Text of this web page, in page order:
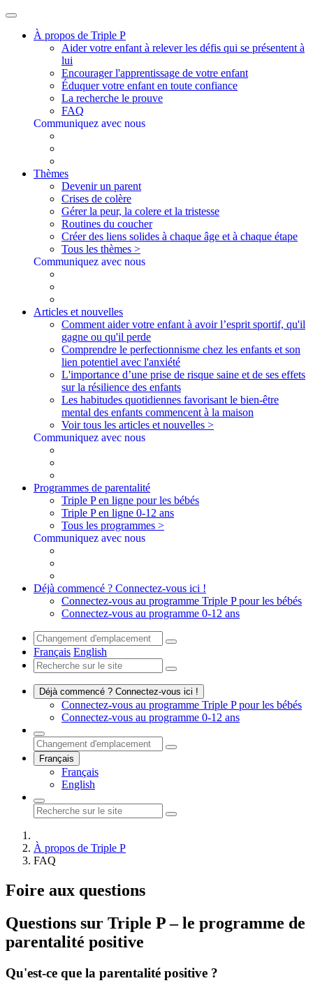
À propos de Triple P
Aider votre enfant à relever les défis qui se présentent à
lui
Encourager l'apprentissage de votre enfant
Éduquer votre enfant en toute confiance
La recherche le prouve
FAQ
Communiquez avec nous
Thèmes
Devenir un parent
Crises de colère
Gérer la peur, la colere et la tristesse
Routines du coucher
Créer des liens solides à chaque âge et à chaque étape
Tous les thèmes >
Communiquez avec nous
Articles et nouvelles
Comment aider votre enfant à avoir l’esprit sportif, qu'il
gagne ou qu'il perde
Comprendre le perfectionnisme chez les enfants et son
lien potentiel avec l'anxiété
L'importance d’une prise de risque saine et de ses effets
sur la résilience des enfants
Les habitudes quotidiennes favorisant le bien-être
mental des enfants commencent à la maison
Voir tous les articles et nouvelles >
Communiquez avec nous
Programmes de parentalité
Triple P en ligne pour les bébés
Triple P en ligne 0-12 ans
Tous les programmes >
Communiquez avec nous
Déjà commencé ? Connectez-vous ici !
Connectez-vous au programme Triple P pour les bébés
Connectez-vous au programme 0-12 ans
Français English
Déjà commencé ? Connectez-vous ici !
Connectez-vous au programme Triple P pour les bébés
Connectez-vous au programme 0-12 ans
Français
Français
English
À propos de Triple P
FAQ
Foire aux questions
Questions sur Triple P – le programme de
parentalité positive
Qu'est-ce que la parentalité positive ?